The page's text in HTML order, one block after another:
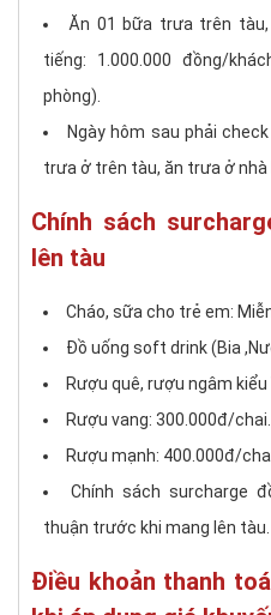
Ăn 01 bữa trưa trên
tiếng: 1.000.000 đồng/
phòng).
Ngày hôm sau phải
trưa ở trên tàu, ăn trưa ở
Chính sách
lên tàu
Cháo, sữa cho trẻ em:
Đồ uống soft drink (Bia
Rượu quê, rượu ngâm
Rượu vang: 300.000đ/chai.
Rượu mạnh: 400.000đ/
Chính sách surcharge
thuận trước khi mang lên tàu.
Điều khoản thanh